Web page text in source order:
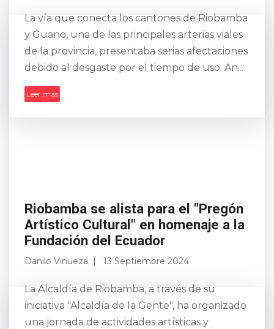
La vía que conecta los cantones de Riobamba
y Guano, una de las principales arterias viales
de la provincia, presentaba serias afectaciones
debido al desgaste por el tiempo de uso. An...
Leer más
Riobamba se alista para el "Pregón
Artístico Cultural" en homenaje a la
Fundación del Ecuador
Danilo Vinueza 13 Septiembre 2024
La Alcaldía de Riobamba, a través de su
iniciativa "Alcaldía de la Gente", ha organizado
una jornada de actividades artísticas y